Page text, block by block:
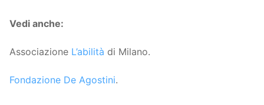
Vedi anche:
Associazione L’abilità di Milano.
Fondazione De Agostini.